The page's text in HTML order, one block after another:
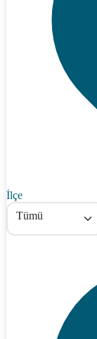
İlçe
Tümü